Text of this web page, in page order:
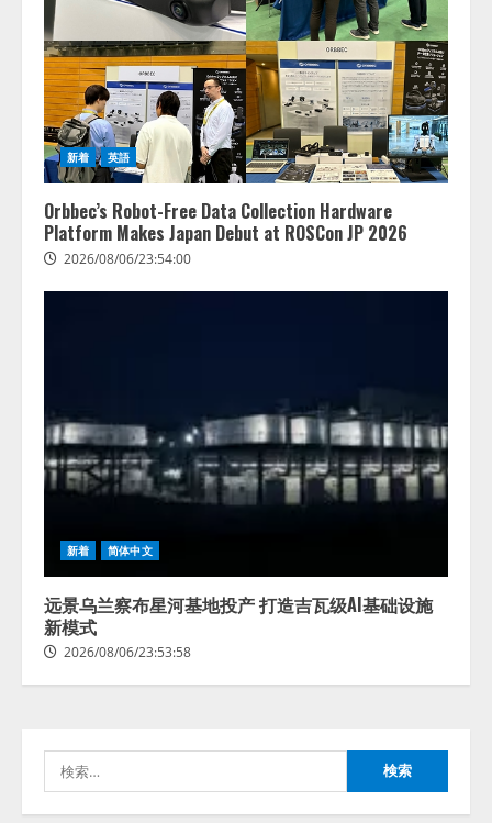
新着 英語
Orbbec’s Robot-Free Data Collection Hardware
Platform Makes Japan Debut at ROSCon JP 2026
2026/08/06/23:54:00
新着 简体中文
远景乌兰察布星河基地投产 打造吉瓦级AI基础设施
新模式
2026/08/06/23:53:58
索:
レビCM公開！ 新オプション！ AI
が組織の業務実態を分析し労務改
善を支援。 藤原竜也メイキング
動画公開 「もしAIが自分を分析し
ある」「昨年の夏はカブトムシを
アシストAIテラス、ガバナンス機
供開始